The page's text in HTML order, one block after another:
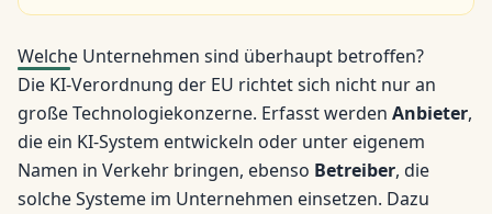
Welche Unternehmen sind überhaupt betroffen?
Die KI-Verordnung der EU richtet sich nicht nur an
große Technologiekonzerne. Erfasst werden Anbieter,
die ein KI-System entwickeln oder unter eigenem
Namen in Verkehr bringen, ebenso Betreiber, die
solche Systeme im Unternehmen einsetzen. Dazu